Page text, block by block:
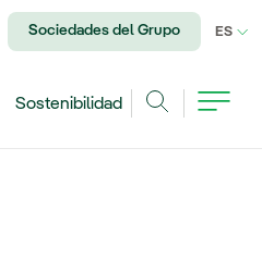
Sociedades del Grupo ES
Sostenibilidad